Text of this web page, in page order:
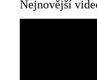
Nejnovější